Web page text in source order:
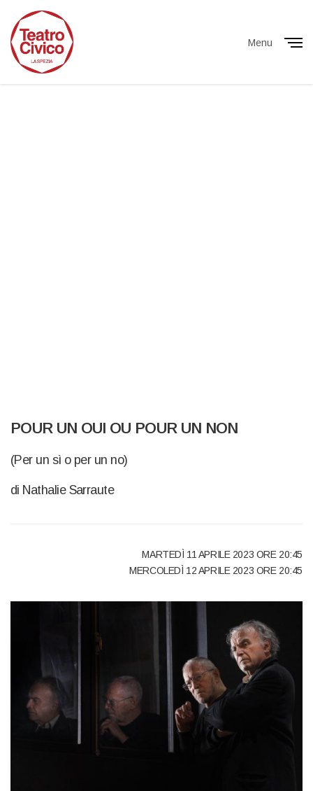
Menu
POUR UN OUI OU POUR UN NON
(Per un sì o per un no)
di Nathalie Sarraute
MARTEDÌ 11 APRILE 2023 ORE 20:45
MERCOLEDÌ 12 APRILE 2023 ORE 20:45